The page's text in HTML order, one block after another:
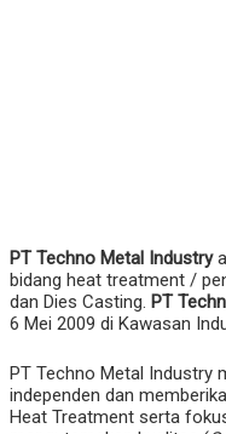
PT Techno Metal Industry
bidang heat treatment /
dan Dies Casting. PT
6 Mei 2009 di Kawasan
PT Techno Metal Industry
independen dan
Heat Treatment serta